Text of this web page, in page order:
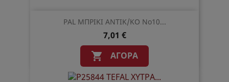
PAL ΜΠΡΙΚΙ ΑΝΤΙΚ/ΚΟ Νο10...
7,01 €
 ΑΓΟΡΆ